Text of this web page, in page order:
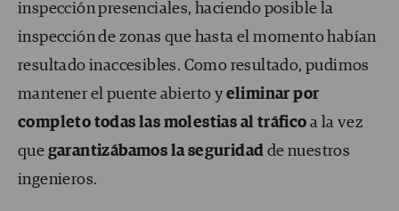
inspección presenciales, haciendo posible la
inspección de zonas que hasta el momento habían
resultado inaccesibles. Como resultado, pudimos
mantener el puente abierto yeliminar por
completo todas las molestias al tráfico a la vez
que garantizábamos la seguridad de nuestros
ingenieros.